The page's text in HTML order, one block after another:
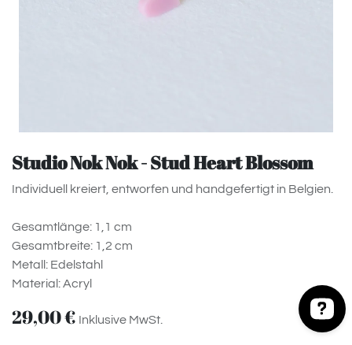
Studio Nok Nok - Stud Heart Blossom
Individuell kreiert, entworfen und handgefertigt in Belgien.
Gesamtlänge: 1,1 cm
Gesamtbreite: 1,2 cm
Metall: Edelstahl
Material: Acryl
29,00€ Inklusive MwSt.